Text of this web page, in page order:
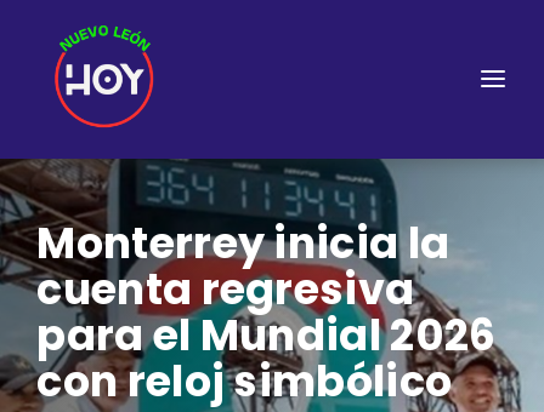
Monterrey inicia la
cuenta regresiva
para el Mundial 2026
con reloj simbólico